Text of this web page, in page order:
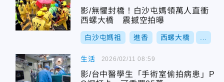
影/無懼封橋！白沙屯媽領萬人直衝
西螺大橋 震撼空拍曝
白沙屯媽祖 進香 西螺大橋
生活
影/台中醫學生「手術室偷拍病患」P
2026/02/11 08:59